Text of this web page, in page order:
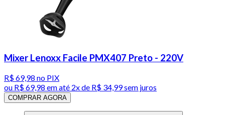
Mixer Lenoxx Facile PMX407 Preto - 220V
R$ 69,98 no PIX
ou R$ 69,98 em até 2x de R$ 34,99 sem juros
COMPRAR AGORA